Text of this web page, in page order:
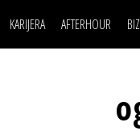
KARIJERA AFTERHOUR
POSAO
FILM I